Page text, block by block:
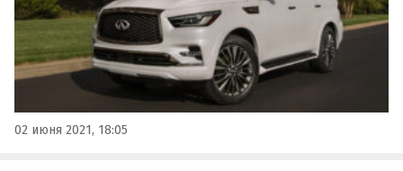
02 июня 2021, 18:05